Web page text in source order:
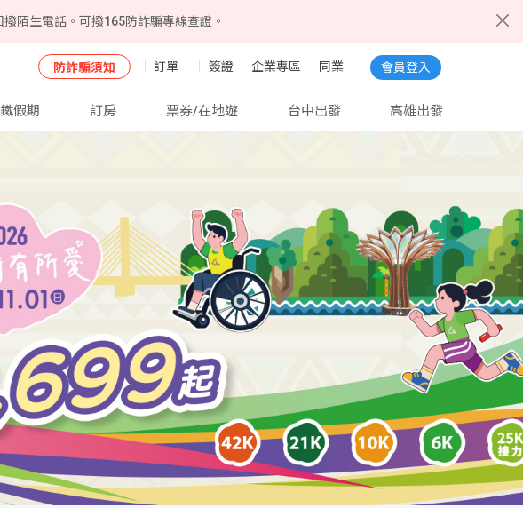
陌生電話。可撥165防詐騙專線查證。
防詐騙須知 訂單 簽證 企業專區 同業 會員登入
假期 訂房 票券/在地遊 台中出發 高雄出發